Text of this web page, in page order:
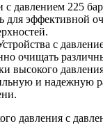
давлением 225
эффективной
с
очищать
высокого
и надежную
давления с